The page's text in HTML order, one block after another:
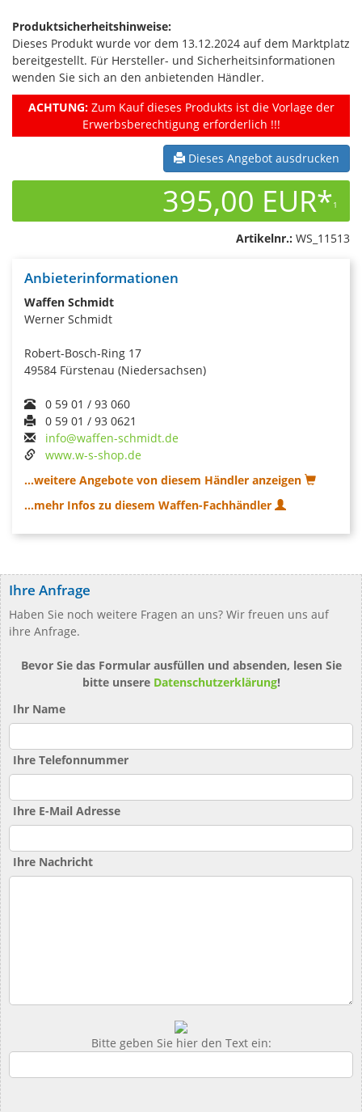
Produktsicherheitshinweise:
Dieses Produkt wurde vor dem 13.12.2024 auf dem Marktplatz
bereitgestellt. Für Hersteller- und Sicherheitsinformationen
wenden Sie sich an den anbietenden Händler.
ACHTUNG:Zum Kauf dieses Produkts ist die Vorlage der
Erwerbsberechtigung erforderlich !!!
Dieses Angebot ausdrucken
395,00 EUR*1
Artikelnr.: WS_11513
Anbieterinformationen
Waffen Schmidt
Werner Schmidt
Robert-Bosch-Ring 17
49584 Fürstenau (Niedersachsen)
0 59 01 / 93 060
0 59 01 / 93 0621
info@waffen-schmidt.de
www.w-s-shop.de
...weitere Angebote von diesem Händler anzeigen
...mehr Infos zu diesem Waffen-Fachhändler
Ihre Anfrage
Haben Sie noch weitere Fragen an uns? Wir freuen uns auf
ihre Anfrage.
Bevor Sie das Formular ausfüllen und absenden, lesen Sie
bitte unsere Datenschutzerklärung!
Ihr Name
Ihre Telefonnummer
Ihre E-Mail Adresse
Ihre Nachricht
Bitte geben Sie hier den Text ein: